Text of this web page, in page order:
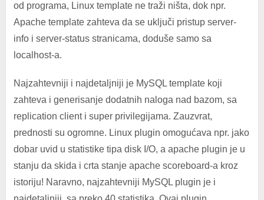
od programa, Linux template ne traži ništa, dok npr.
Apache template zahteva da se uključi pristup server-
info i server-status stranicama, doduše samo sa
localhost-a.
Najzahtevniji i najdetaljniji je MySQL template koji
zahteva i generisanje dodatnih naloga nad bazom, sa
replication client i super privilegijama. Zauzvrat,
prednosti su ogromne. Linux plugin omogućava npr. jako
dobar uvid u statistike tipa disk I/O, a apache plugin je u
stanju da skida i crta stanje apache scoreboard-a kroz
istoriju! Naravno, najzahtevniji MySQL plugin je i